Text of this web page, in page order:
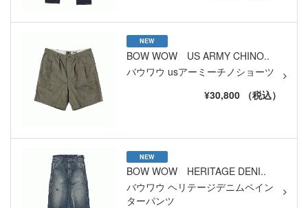
NEW
BOW WOW US ARMY CHINO..
バウワウ usアーミーチノショーツ
¥30,800 （税込）
NEW
BOW WOW HERITAGE DENI..
バウワウ ヘリテージデニムペイン
ターパンツ